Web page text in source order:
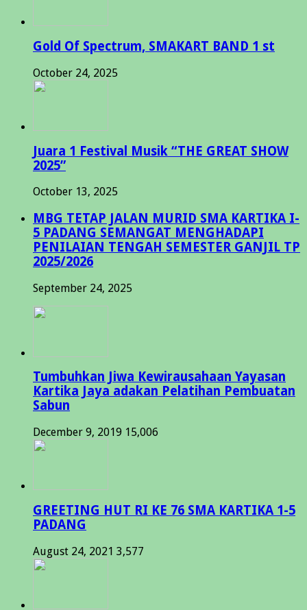
Gold Of Spectrum, SMAKART BAND 1 st
October 24, 2025
Juara 1 Festival Musik “THE GREAT SHOW
2025”
October 13, 2025
MBG TETAP JALAN MURID SMA KARTIKA I-
5 PADANG SEMANGAT MENGHADAPI
PENILAIAN TENGAH SEMESTER GANJIL TP
2025/2026
September 24, 2025
Tumbuhkan Jiwa Kewirausahaan Yayasan
Kartika Jaya adakan Pelatihan Pembuatan
Sabun
December 9, 2019 15,006
GREETING HUT RI KE 76 SMA KARTIKA 1-5
PADANG
August 24, 2021 3,577